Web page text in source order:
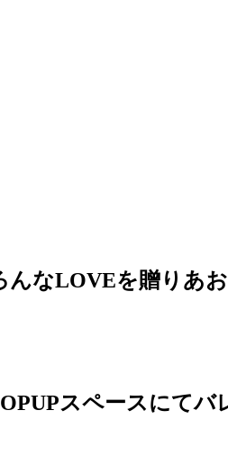
んなLOVEを贈りあ
スペースにて